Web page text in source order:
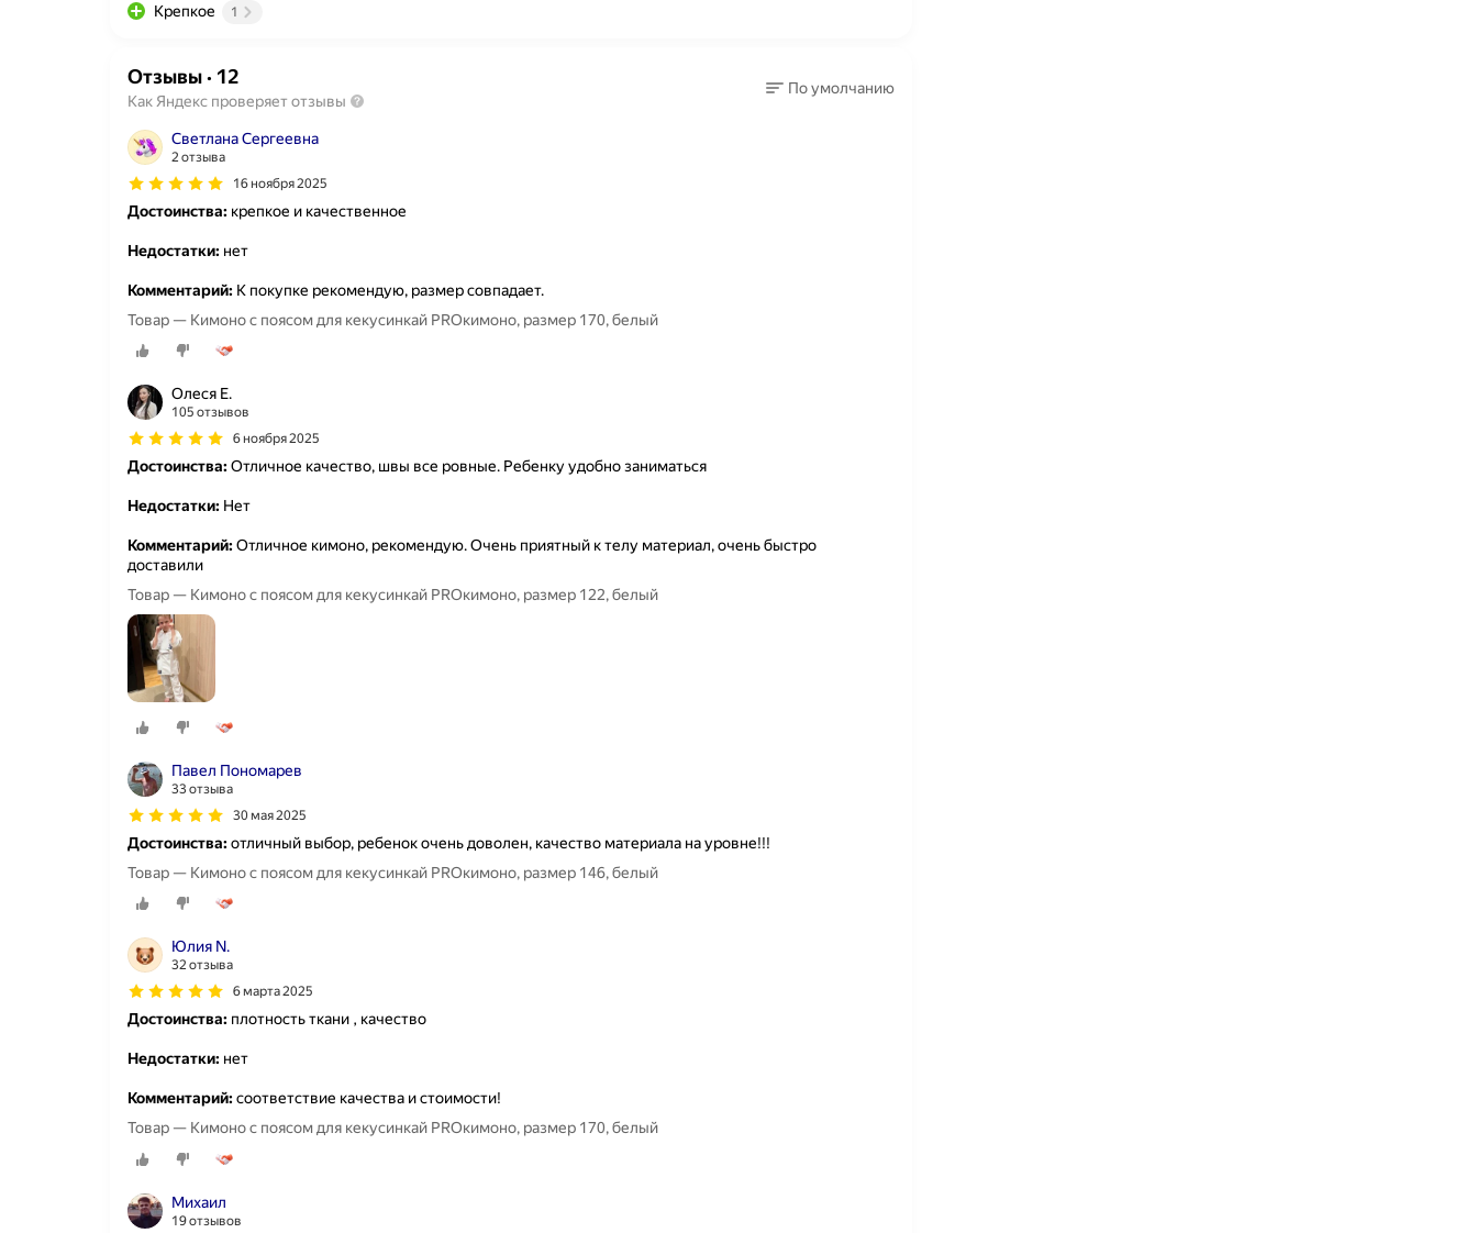
Крепкое 1
Отзывы· 12
Как Яндекс проверяет отзывы
По умолчанию
Светлана Сергеевна
2 отзыва
16 ноября 2025
Достоинства: крепкое и качественное
Недостатки: нет
Комментарий: К покупке рекомендую, размер совпадает.
Товар — Кимоно с поясом для кекусинкай PROкимоно, размер 170, белый
Олеся Е.
105 отзывов
6 ноября 2025
Достоинства:Отличное качество, швы все ровные. Ребенку удобно заниматься
Недостатки: Нет
Комментарий:Отличное кимоно, рекомендую. Очень приятный к телу материал, очень быстро
доставили
Товар — Кимоно с поясом для кекусинкай PROкимоно, размер 122, белый
Павел Пономарев
33 отзыва
30 мая 2025
Достоинства:отличный выбор, ребенок очень доволен, качество материала на уровне!!!
Товар — Кимоно с поясом для кекусинкай PROкимоно, размер 146, белый
Юлия N.
32 отзыва
6 марта 2025
Достоинства: плотность ткани , качество
Недостатки: нет
Комментарий:соответствие качества и стоимости!
Товар — Кимоно с поясом для кекусинкай PROкимоно, размер 170, белый
Михаил
19 отзывов